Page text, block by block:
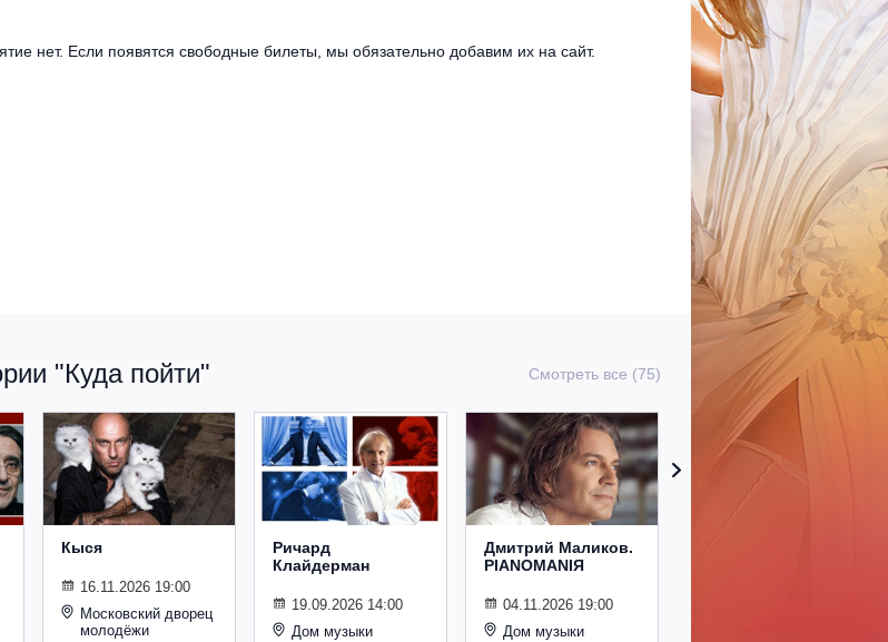
нет. Если появятся свободные билеты, мы обязательно добавим их на сайт.
"Куда пойти" Смотреть все (75)
Кыся
16.11.2026 19:00
Московский дворец
молодёжи
Ричард
Клайдерман
19.09.2026 14:00
Дом музыки
Дмитрий Маликов.
PIANOMANIЯ
04.11.2026 19:00
Дом музыки